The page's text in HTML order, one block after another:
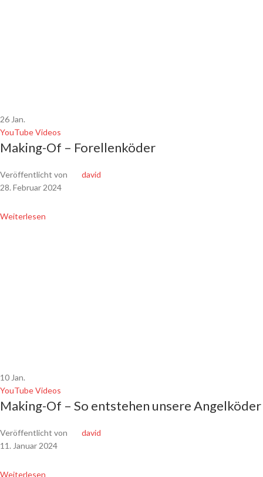
26Jan.
YouTube Videos
Making-Of – Forellenköder
Veröffentlicht von
david
28. Februar 2024
Weiterlesen
10Jan.
YouTube Videos
Making-Of – So entstehen unsere Angelköder
Veröffentlicht von
david
11. Januar 2024
Weiterlesen